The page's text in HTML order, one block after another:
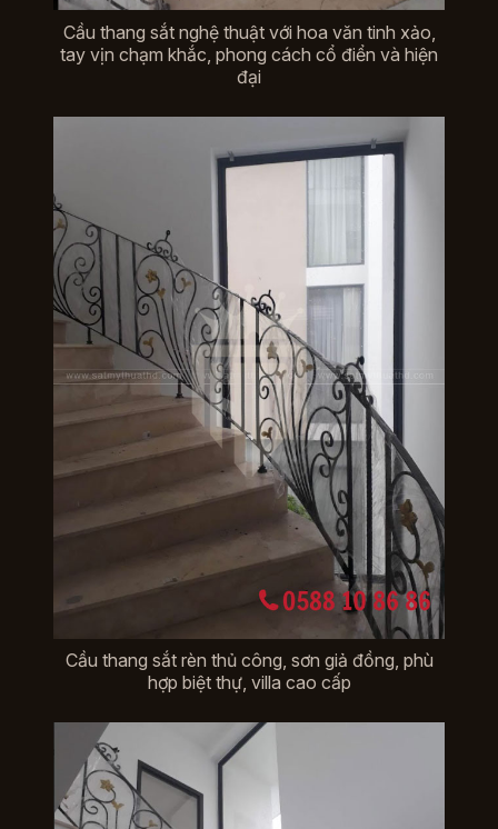
Cầu thang sắt nghệ thuật với hoa văn tinh xảo,
tay vịn chạm khắc, phong cách cổ điển và hiện
đại
Cầu thang sắt rèn thủ công, sơn giả đồng, phù
hợp biệt thự, villa cao cấp